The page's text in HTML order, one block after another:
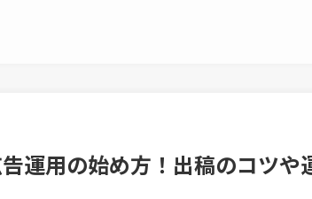
運用の始め方！出稿のコツや